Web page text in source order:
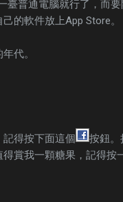
臺普通電腦就行了，而
的軟件放上App Store。
代。
得按下面這個
按鈕。
賞我一顆糖果，記得按